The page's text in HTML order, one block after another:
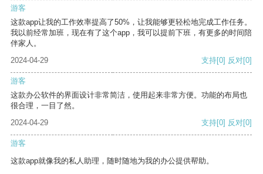
游客
这款app让我的工作效率提高了50%，让我能够更轻松地完成工作任务。
我以前经常加班，现在有了这个app，我可以提前下班，有更多的时间陪
伴家人。
2024-04-29
支持[0] 反对[0]
游客
这款办公软件的界面设计非常简洁，使用起来非常方便。功能的布局也
很合理，一目了然。
2024-04-29
支持[0] 反对[0]
游客
这款app就像我的私人助理，随时随地为我的办公提供帮助。